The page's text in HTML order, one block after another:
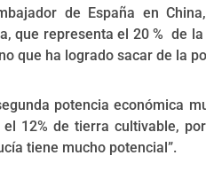
de España en
que representa el 20 % de
que ha logrado sacar de la
potencia económica
12% de tierra cultivable,
tiene mucho potencial”.